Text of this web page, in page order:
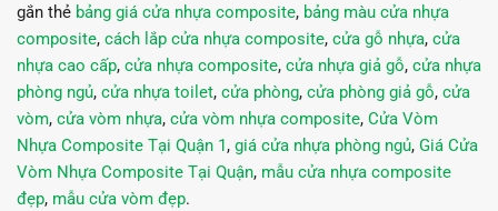
gắn thẻ bảng giá cửa nhựa composite, bảng màu cửa nhựa
composite, cách lắp cửa nhựa composite, cửa gỗ nhựa, cửa
nhựa cao cấp, cửa nhựa composite, cửa nhựa giả gỗ, cửa nhựa
phòng ngủ, cửa nhựa toilet, cửa phòng, cửa phòng giả gỗ, cửa
vòm, cửa vòm nhựa, cửa vòm nhựa composite, Cửa Vòm
Nhựa Composite Tại Quận 1, giá cửa nhựa phòng ngủ, Giá Cửa
Vòm Nhựa Composite Tại Quận, mẫu cửa nhựa composite
đẹp, mẫu cửa vòm đẹp.